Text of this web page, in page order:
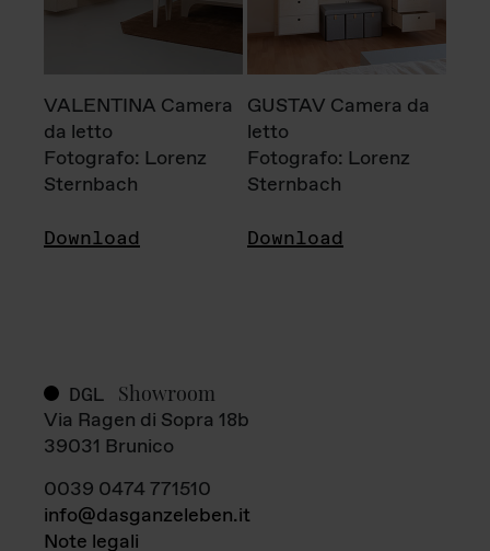
VALENTINA Camera
da letto
Fotografo: Lorenz
Sternbach
Download
GUSTAV Camera da
letto
Fotografo: Lorenz
Sternbach
Download
DGL Showroom
Via Ragen di Sopra 18b
39031 Brunico
0039 0474 771510
info@dasganzeleben.it
Note legali